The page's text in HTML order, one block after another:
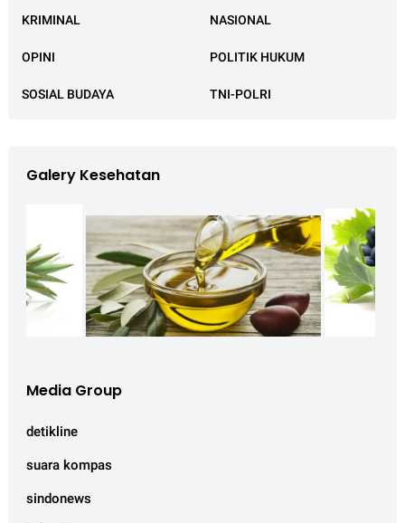
KRIMINAL NASIONAL
OPINI POLITIK HUKUM
SOSIAL BUDAYA TNI-POLRI
Galery Kesehatan
Media Group
detikline
suara kompas
sindonews